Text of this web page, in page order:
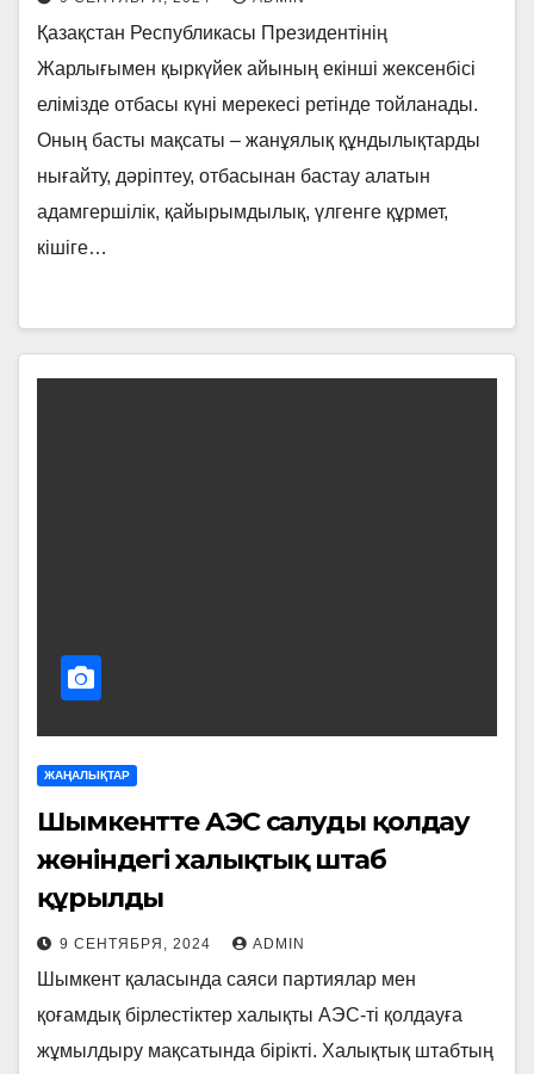
Қазақстан Республикасы Президентінің
Жарлығымен қыркүйек айының екінші жексенбісі
елімізде отбасы күні мерекесі ретінде тойланады.
Оның басты мақсаты – жанұялық құндылықтарды
нығайту, дәріптеу, отбасынан бастау алатын
адамгершілік, қайырымдылық, үлгенге құрмет,
кішіге…
ЖАҢАЛЫҚТАР
Шымкентте АЭС салуды қолдау
жөніндегі халықтық штаб
құрылды
9 СЕНТЯБРЯ, 2024 ADMIN
Шымкент қаласында саяси партиялар мен
қоғамдық бірлестіктер халықты АЭС-ті қолдауға
жұмылдыру мақсатында бірікті. Халықтық штабтың